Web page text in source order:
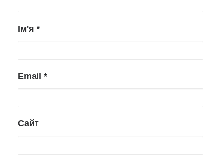
Ім'я *
Email *
Сайт